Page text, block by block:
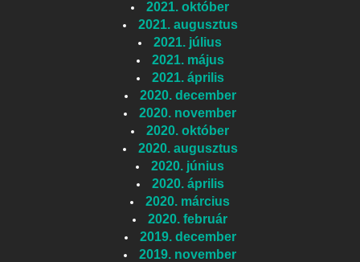
2021. október
2021. augusztus
2021. július
2021. május
2021. április
2020. december
2020. november
2020. október
2020. augusztus
2020. június
2020. április
2020. március
2020. február
2019. december
2019. november